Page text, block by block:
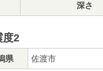
深さ
度2
県 佐渡市